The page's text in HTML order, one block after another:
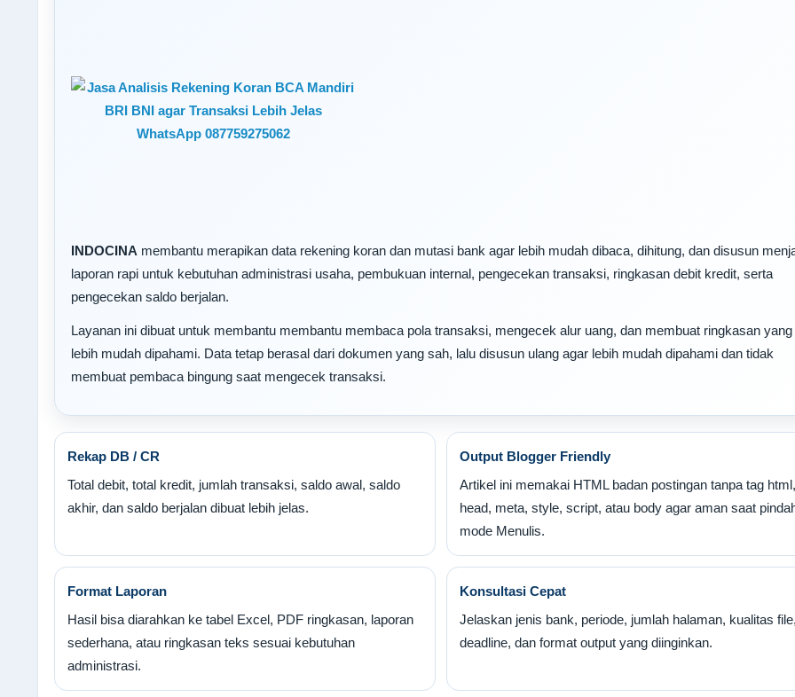
INDOCINA membantu merapikan data rekening koran dan mutasi bank agar lebih mudah dibaca, dihitung, dan disusun
laporan rapi untuk kebutuhan administrasi usaha, pembukuan internal, pengecekan transaksi, ringkasan debit kredit, serta
pengecekan saldo berjalan.
Layanan ini dibuat untuk membantu membantu membaca pola transaksi, mengecek alur uang, dan membuat ringkasan yang
lebih mudah dipahami. Data tetap berasal dari dokumen yang sah, lalu disusun ulang agar lebih mudah dipahami dan tidak
membuat pembaca bingung saat mengecek transaksi.
Rekap DB / CR
Total debit, total kredit, jumlah transaksi, saldo awal, saldo
akhir, dan saldo berjalan dibuat lebih jelas.
Output Blogger Friendly
Artikel ini memakai HTML badan postingan tanpa tag html,
head, meta, style, script, atau body agar aman saat
mode Menulis.
Format Laporan
Hasil bisa diarahkan ke tabel Excel, PDF ringkasan, laporan
sederhana, atau ringkasan teks sesuai kebutuhan
administrasi.
Konsultasi Cepat
Jelaskan jenis bank, periode, jumlah halaman, kualitas
deadline, dan format output yang diinginkan.